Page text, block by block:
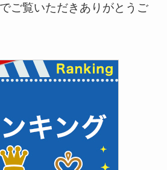
ご覧いただきありがとうご